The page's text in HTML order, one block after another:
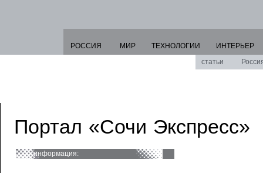
РОССИЯ МИР ТЕХНОЛОГИИ
ИНТЕРЬЕР
статьи
Портал «Сочи Экспресс»
информация: